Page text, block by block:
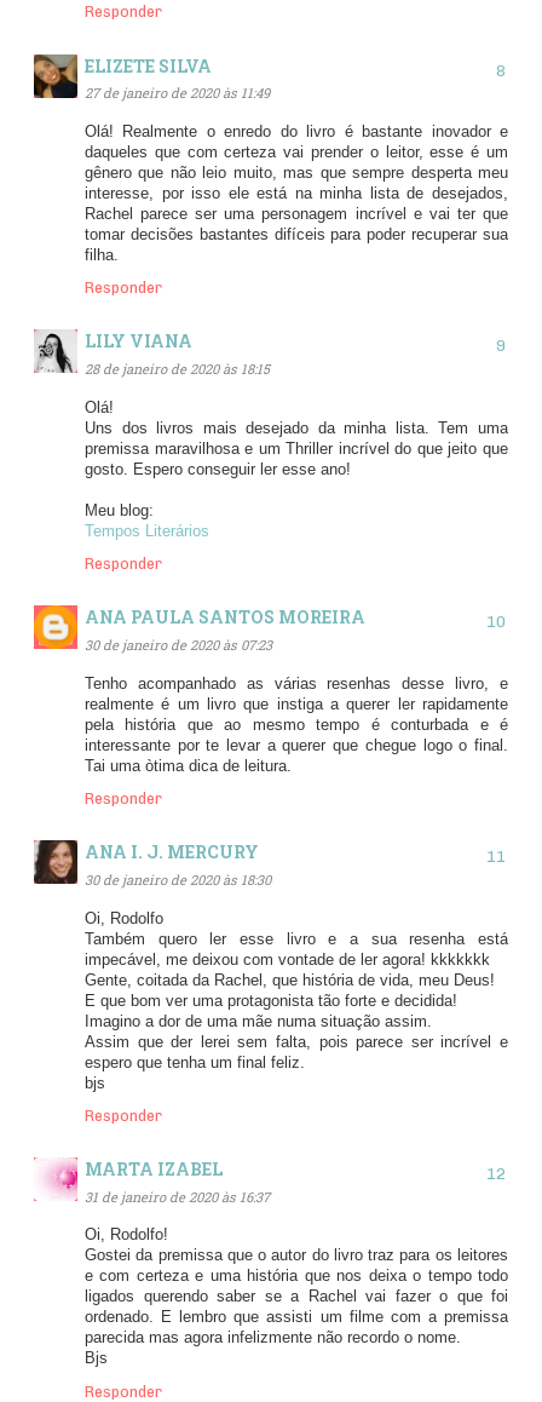
Responder
ELIZETE SILVA
27 de janeiro de 2020 às 11:49
Olá! Realmente o enredo do livro é bastante inovador e
daqueles que com certeza vai prender o leitor, esse é um
gênero que não leio muito, mas que sempre desperta meu
interesse, por isso ele está na minha lista de desejados,
Rachel parece ser uma personagem incrível e vai ter que
tomar decisões bastantes difíceis para poder recuperar sua
filha.
Responder
LILY VIANA
28 de janeiro de 2020 às 18:15
Olá!
Uns dos livros mais desejado da minha lista. Tem uma
premissa maravilhosa e um Thriller incrível do que jeito que
gosto. Espero conseguir ler esse ano!
Meu blog:
Tempos Literários
Responder
ANA PAULA SANTOS MOREIRA
30 de janeiro de 2020 às 07:23
Tenho acompanhado as várias resenhas desse livro, e
realmente é um livro que instiga a querer ler rapidamente
pela história que ao mesmo tempo é conturbada e é
interessante por te levar a querer que chegue logo o final.
Tai uma òtima dica de leitura.
Responder
ANA I. J. MERCURY
30 de janeiro de 2020 às 18:30
Oi, Rodolfo
Também quero ler esse livro e a sua resenha está
impecável, me deixou com vontade de ler agora! kkkkkkk
Gente, coitada da Rachel, que história de vida, meu Deus!
E que bom ver uma protagonista tão forte e decidida!
Imagino a dor de uma mãe numa situação assim.
Assim que der lerei sem falta, pois parece ser incrível e
espero que tenha um final feliz.
bjs
Responder
MARTA IZABEL
31 de janeiro de 2020 às 16:37
Oi, Rodolfo!
Gostei da premissa que o autor do livro traz para os leitores
e com certeza e uma história que nos deixa o tempo todo
ligados querendo saber se a Rachel vai fazer o que foi
ordenado. E lembro que assisti um filme com a premissa
parecida mas agora infelizmente não recordo o nome.
Bjs
Responder